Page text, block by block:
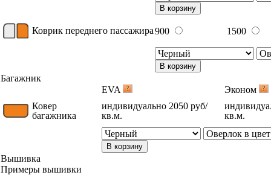
В корзину
Коврик переднего пассажира900 1500
В корзину
Багажник
EVA
Эконом
Ковер
багажника
индивидуально 2050 руб/
кв.м.
кв.м.
В корзину
Вышивка
Примеры вышивки